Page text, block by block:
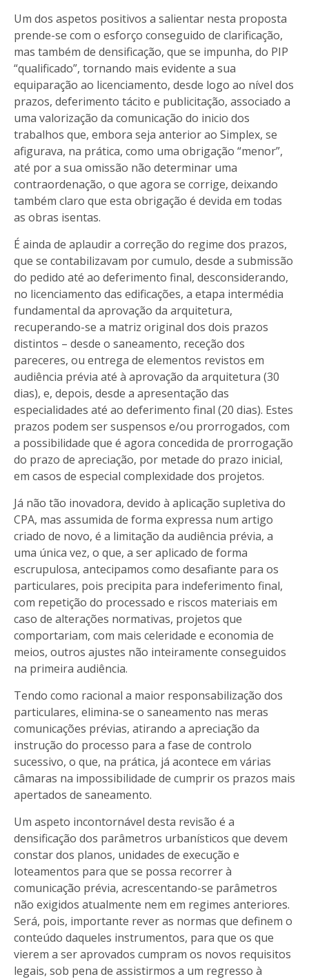
Um dos aspetos positivos a salientar nesta proposta
prende-se com o esforço conseguido de clarificação,
mas também de densificação, que se impunha, do PIP
“qualificado”, tornando mais evidente a sua
equiparação ao licenciamento, desde logo ao nível dos
prazos, deferimento tácito e publicitação, associado a
uma valorização da comunicação do inicio dos
trabalhos que, embora seja anterior ao Simplex, se
afigurava, na prática, como uma obrigação “menor”,
até por a sua omissão não determinar uma
contraordenação, o que agora se corrige, deixando
também claro que esta obrigação é devida em todas
as obras isentas.
É ainda de aplaudir a correção do regime dos prazos,
que se contabilizavam por cumulo, desde a submissão
do pedido até ao deferimento final, desconsiderando,
no licenciamento das edificações, a etapa intermédia
fundamental da aprovação da arquitetura,
recuperando-se a matriz original dos dois prazos
distintos – desde o saneamento, receção dos
pareceres, ou entrega de elementos revistos em
audiência prévia até à aprovação da arquitetura (30
dias), e, depois, desde a apresentação das
especialidades até ao deferimento final (20 dias). Estes
prazos podem ser suspensos e/ou prorrogados, com
a possibilidade que é agora concedida de prorrogação
do prazo de apreciação, por metade do prazo inicial,
em casos de especial complexidade dos projetos.
Já não tão inovadora, devido à aplicação supletiva do
CPA, mas assumida de forma expressa num artigo
criado de novo, é a limitação da audiência prévia, a
uma única vez, o que, a ser aplicado de forma
escrupulosa, antecipamos como desafiante para os
particulares, pois precipita para indeferimento final,
com repetição do processado e riscos materiais em
caso de alterações normativas, projetos que
comportariam, com mais celeridade e economia de
meios, outros ajustes não inteiramente conseguidos
na primeira audiência.
Tendo como racional a maior responsabilização dos
particulares, elimina-se o saneamento nas meras
comunicações prévias, atirando a apreciação da
instrução do processo para a fase de controlo
sucessivo, o que, na prática, já acontece em várias
câmaras na impossibilidade de cumprir os prazos mais
apertados de saneamento.
Um aspeto incontornável desta revisão é a
densificação dos parâmetros urbanísticos que devem
constar dos planos, unidades de execução e
loteamentos para que se possa recorrer à
comunicação prévia, acrescentando-se parâmetros
não exigidos atualmente nem em regimes anteriores.
Será, pois, importante rever as normas que definem o
conteúdo daqueles instrumentos, para que os que
vierem a ser aprovados cumpram os novos requisitos
legais, sob pena de assistirmos a um regresso à